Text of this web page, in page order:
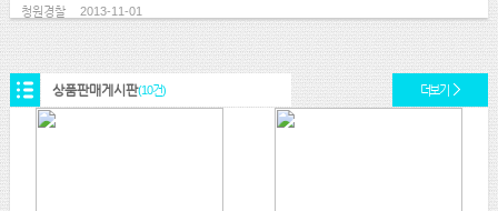
청원경찰 2013-11-01
상품판매게시판(10건) 더보기